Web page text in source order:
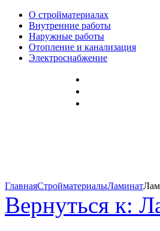
О стройматериалах
Внутренние работы
Наружные работы
Отопление и канализация
Электроснабжение
ГлавнаяСтройматериалыЛаминат
Вернуться к: